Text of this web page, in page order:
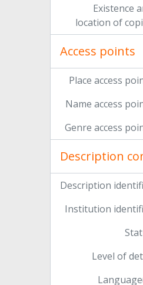
Existence
location of
Access points
Place access
Name access
Genre access
Description
Description
Institution
Level of